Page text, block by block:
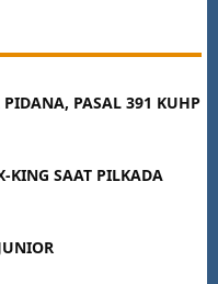
PASAL 391 KUHP
KING SAAT PILKADA